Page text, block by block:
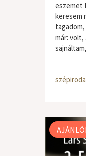
eszemet
keresem
már: